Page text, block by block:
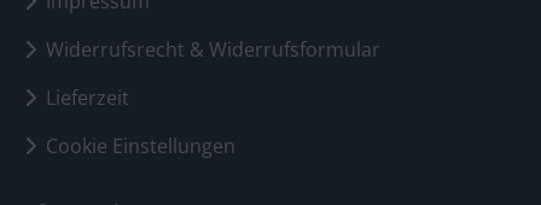
Widerrufsrecht & Widerrufsformular
Lieferzeit
Cookie Einstellungen